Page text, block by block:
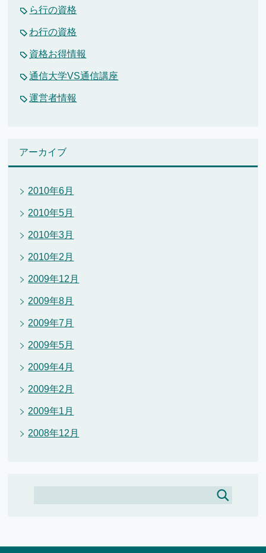
ら行の資格
わ行の資格
資格お得情報
通信大学VS通信講座
運営者情報
アーカイブ
2010年6月
2010年5月
2010年3月
2010年2月
2009年12月
2009年8月
2009年7月
2009年5月
2009年4月
2009年2月
2009年1月
2008年12月